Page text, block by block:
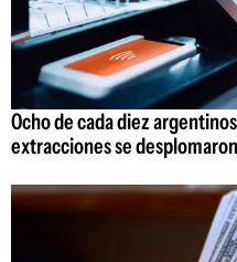
Ocho de cada diez
extracciones se